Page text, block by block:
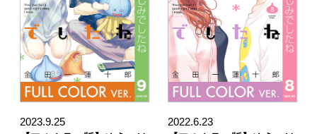
2023.9.25
2022.6.23